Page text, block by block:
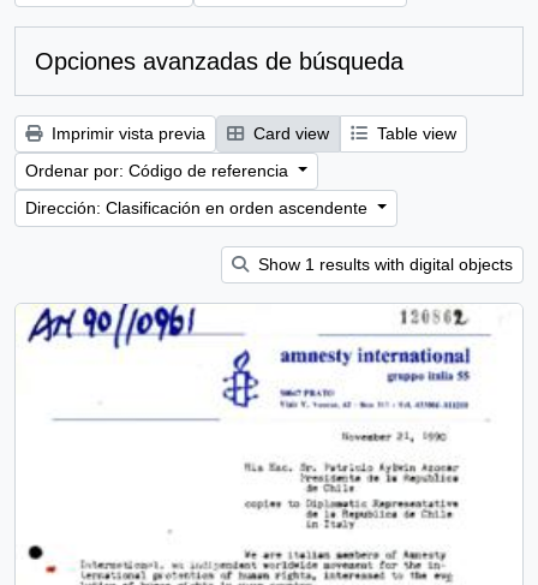
Opciones avanzadas de búsqueda
Imprimir vista previa Card view
Table view
Ordenar por: Código de referencia
Dirección: Clasificación en orden ascendente
Show 1 results with digital objects